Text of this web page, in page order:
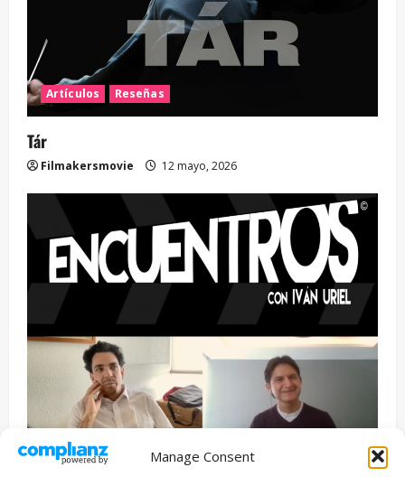
Manage Consent
Artículos Reseñas
Tár
Filmakersmovie 12 mayo, 2026
Entrevista Series